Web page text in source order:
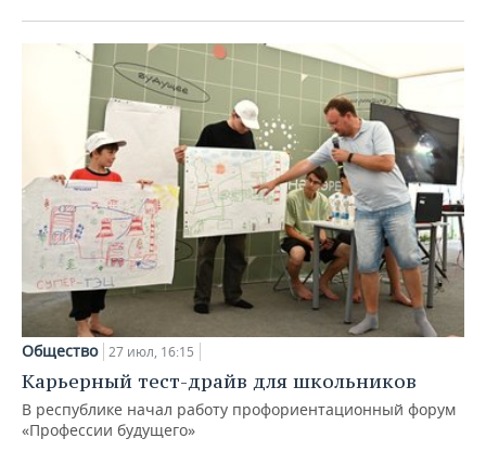
Общество 27 июл, 16:15
Карьерный тест-драйв для школьников
В республике начал работу профориентационный форум
«Профессии будущего»